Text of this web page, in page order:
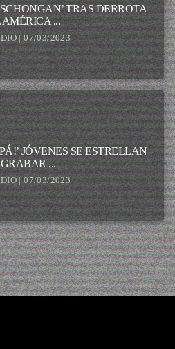
TRAS DERROTA
AMÉRICA ...
| 07/03/2023
JÓVENES SE ESTRELLAN
...
| 07/03/2023